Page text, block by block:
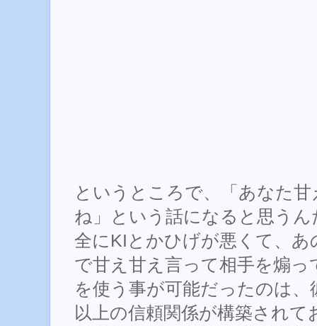
というところで、「あなた
ね」という話になると思う
全にKIとかひげが悪くて、あ
で甘え甘え言って相手を煽
を使う事が可能だったのは
以上の信頼関係が構築され